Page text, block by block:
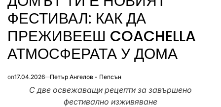
ФЕСТИВАЛ: КАК ДА
ПРЕЖИВЕЕШ COACHELLA
АТМОСФЕРАТА У ДОМА
on17.04.2026 Петър Ангелов - Пепсън
С две освежаващи рецепти за завършено
фестивално изживяване